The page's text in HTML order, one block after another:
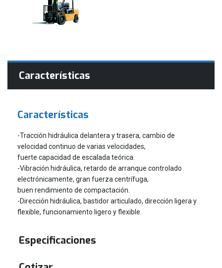
Características
Características
-Tracción hidráulica delantera y trasera, cambio de
velocidad continuo de varias velocidades,
fuerte capacidad de escalada teórica.
-Vibración hidráulica, retardo de arranque controlado
electrónicamente, gran fuerza centrífuga,
buen rendimiento de compactación.
-Dirección hidráulica, bastidor articulado, dirección ligera y
flexible, funcionamiento ligero y flexible.
Especificaciones